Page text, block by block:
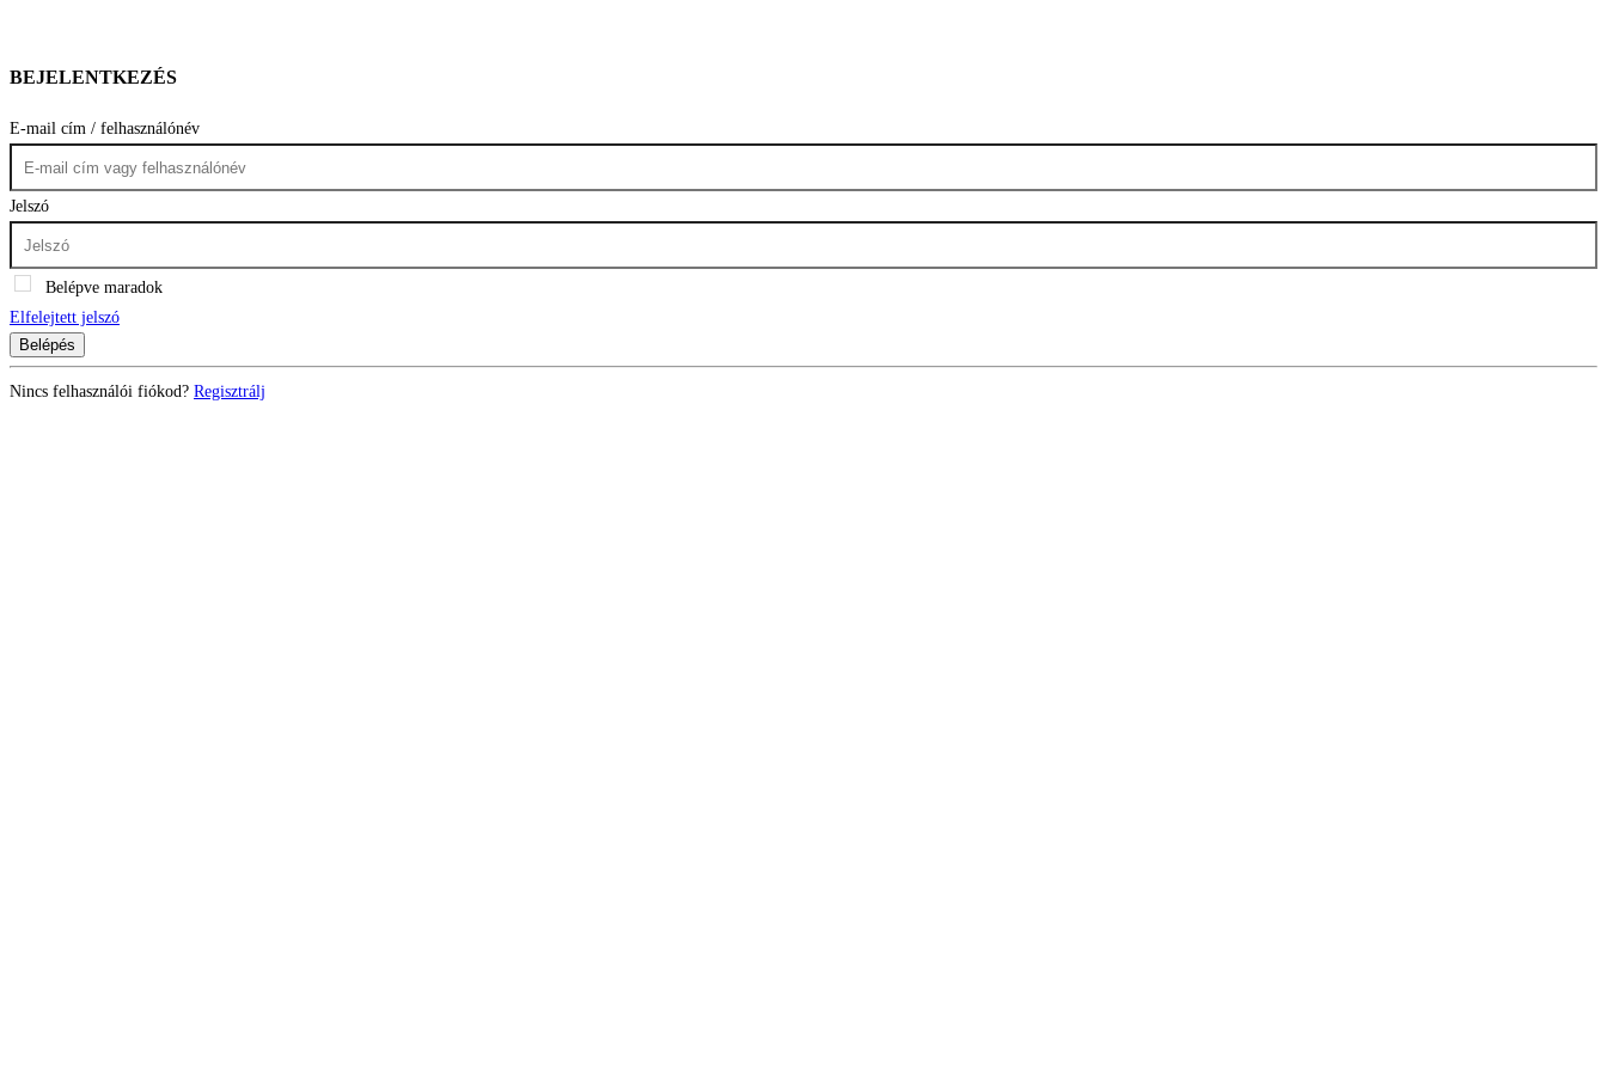
BEJELENTKEZÉS
E-mail cím / felhasználónév
Jelszó
Belépve maradok
Elfelejtett jelszó
Belépés
Nincs felhasználói fiókod? Regisztrálj